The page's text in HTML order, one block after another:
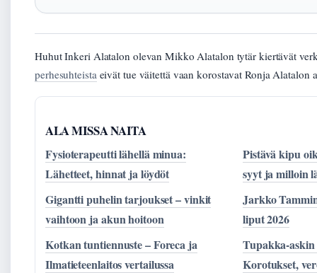
Huhut Inkeri Alatalon olevan Mikko Alatalon tytär kiertävät
perhesuhteista eivät tue väitettä vaan korostavat Ronja Alatalon
ALA MISSA NAITA
Fysioterapeutti lähellä minua:
Lähetteet, hinnat ja löydöt
Pistävä kipu
syyt ja milloin
Gigantti puhelin tarjoukset – vinkit
vaihtoon ja akun hoitoon
Jarkko
liput 2026
Kotkan tuntiennuste – Foreca ja
Ilmatieteenlaitos vertailussa
Tupakka-
Korotukset,